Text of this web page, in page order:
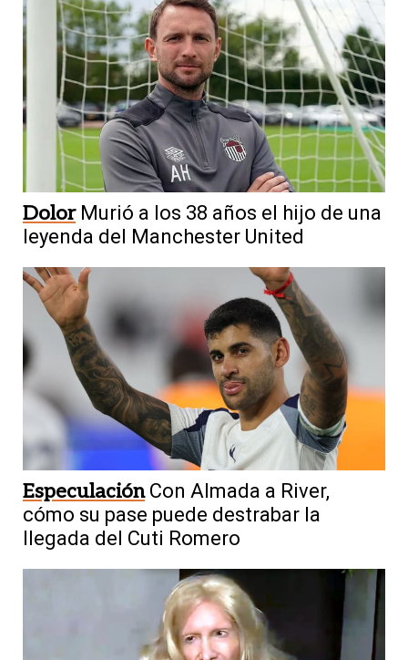
Dolor Murió a los 38 años el hijo de una
leyenda del Manchester United
Especulación Con Almada a River,
cómo su pase puede destrabar la
llegada del Cuti Romero